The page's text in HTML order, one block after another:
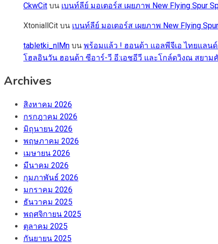
CkwCit บน เบนท์ลีย์ มอเตอร์ส เผยภาพ New Flying Spur
XtoniallCit บน เบนท์ลีย์ มอเตอร์ส เผยภาพ New Flying
tabletki_nlMn บน พร้อมแล้ว ! ฮอนด้า แอลพีจีเอ ไทยแลนด์
โฮลอินวัน ฮอนด้า ซีอาร์-วี อี:เอชอีวี และโกล์ดวิงณ สยา
Archives
สิงหาคม 2026
กรกฎาคม 2026
มิถุนายน 2026
พฤษภาคม 2026
เมษายน 2026
มีนาคม 2026
กุมภาพันธ์ 2026
มกราคม 2026
ธันวาคม 2025
พฤศจิกายน 2025
ตุลาคม 2025
กันยายน 2025